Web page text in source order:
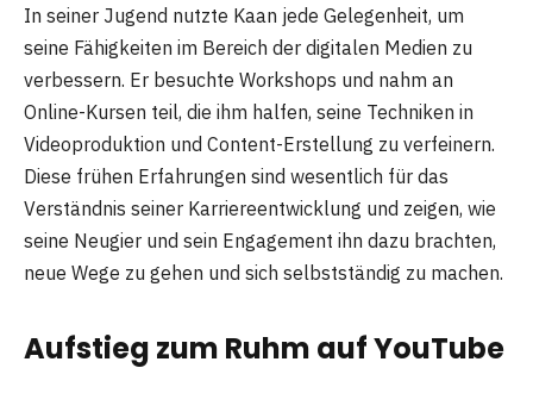
In seiner Jugend nutzte Kaan jede Gelegenheit, um
seine Fähigkeiten im Bereich der digitalen Medien zu
verbessern. Er besuchte Workshops und nahm an
Online-Kursen teil, die ihm halfen, seine Techniken in
Videoproduktion und Content-Erstellung zu verfeinern.
Diese frühen Erfahrungen sind wesentlich für das
Verständnis seiner Karriereentwicklung und zeigen, wie
seine Neugier und sein Engagement ihn dazu brachten,
neue Wege zu gehen und sich selbstständig zu machen.
Aufstieg zum Ruhm auf YouTube